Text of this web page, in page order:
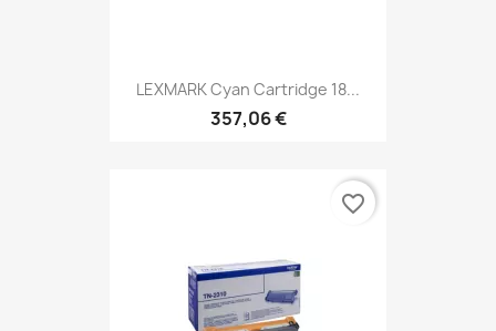
LEXMARK Cyan Cartridge 18...
357,06 €
favorite_border